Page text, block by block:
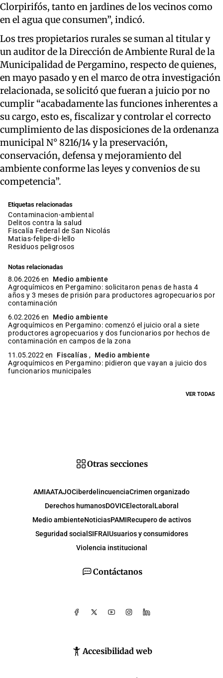
Clorpirifós, tanto en jardines de los vecinos como
en el agua que consumen”, indicó.
Los tres propietarios rurales se suman al titular y
un auditor de la Dirección de Ambiente Rural de la
Municipalidad de Pergamino, respecto de quienes,
en mayo pasado y en el marco de otra investigación
relacionada, se solicitó que fueran a juicio por no
cumplir “acabadamente las funciones inherentes a
su cargo, esto es, fiscalizar y controlar el correcto
cumplimiento de las disposiciones de la ordenanza
municipal N° 8216/14 y la preservación,
conservación, defensa y mejoramiento del
ambiente conforme las leyes y convenios de su
competencia”.
Etiquetas relacionadas
contaminacion-ambiental
delitos contra la salud
Fiscalía Federal de San Nicolás
matias-felipe-di-lello
residuos peligrosos
Notas relacionadas
8.06.2026 en
Medio ambiente
Agroquímicos en Pergamino: solicitaron penas de hasta 4
años y 3 meses de prisión para productores agropecuarios por
contaminación
6.02.2026 en
Medio ambiente
Agroquímicos en Pergamino: comenzó el juicio oral a siete
productores agropecuarios y dos funcionarios por hechos de
contaminación en campos de la zona
11.05.2022 en
Fiscalías , Medio ambiente
Agroquímicos en Pergamino: pidieron que vayan a juicio dos
funcionarios municipales
VER TODAS
Contáctanos
Accesibilidad web
Otras secciones
AMIAATAJOCiberdelincuenciaCrimen organizado
Derechos humanosDOVICElectoral Laboral
Medio ambienteNoticiasPAMIRecupero de activos
Seguridad social SIFRAIUsuarios y consumidores
Violencia institucional